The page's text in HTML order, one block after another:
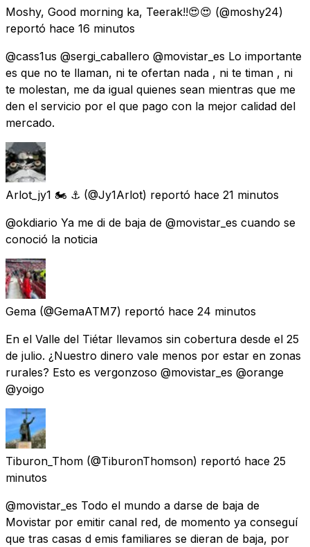
Moshy, Good morning ka, Teerak!!😍😍 (@moshy24)
reportó hace 16 minutos
@cass1us @sergi_caballero @movistar_es Lo importante
es que no te llaman, ni te ofertan nada , ni te timan , ni
te molestan, me da igual quienes sean mientras que me
den el servicio por el que pago con la mejor calidad del
mercado.
Arlot_jy1 🏍 ⚓️ (@Jy1Arlot) reportó hace 21 minutos
@okdiario Ya me di de baja de @movistar_es cuando se
conoció la noticia
Gema (@GemaATM7) reportó hace 24 minutos
En el Valle del Tiétar llevamos sin cobertura desde el 25
de julio. ¿Nuestro dinero vale menos por estar en zonas
rurales? Esto es vergonzoso @movistar_es @orange
@yoigo
Tiburon_Thom (@TiburonThomson) reportó hace 25
minutos
@movistar_es Todo el mundo a darse de baja de
Movistar por emitir canal red, de momento ya conseguí
que tras casas d emis familiares se dieran de baja, por